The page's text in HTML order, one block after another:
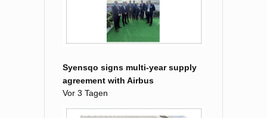
Syensqo signs multi-year supply
agreement with Airbus
Vor 3 Tagen